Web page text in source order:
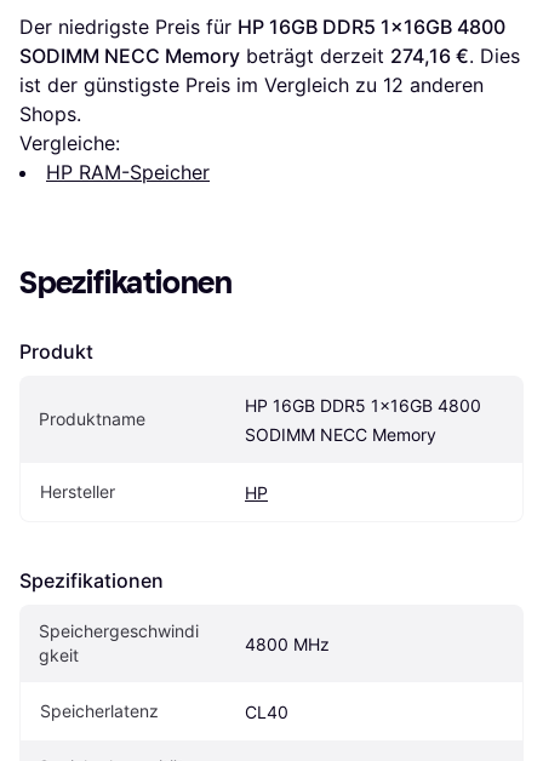
Der niedrigste Preis für HP 16GB DDR5 1x16GB 4800
SODIMM NECC Memory beträgt derzeit 274,16 €. Dies
ist der günstigste Preis im Vergleich zu 12 anderen
Shops.
Vergleiche:
HP RAM-Speicher
Spezifikationen
Produkt
Produktname
HP 16GB DDR5 1x16GB 4800
SODIMM NECC Memory
Hersteller HP
Spezifikationen
Speichergeschwindi
gkeit
4800 MHz
Speicherlatenz CL40